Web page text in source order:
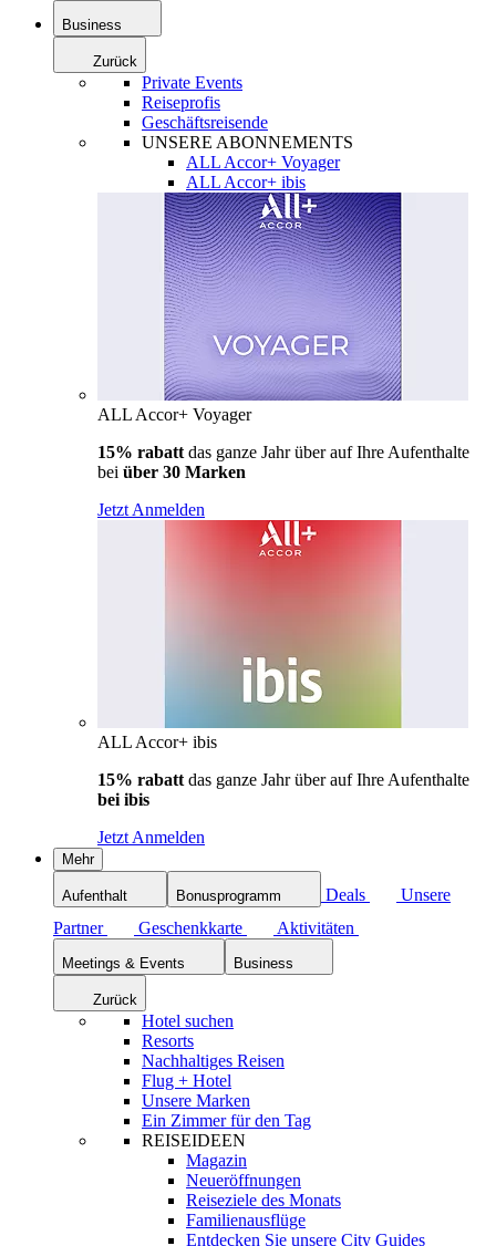
Business
Zurück
Private Events
Reiseprofis
Geschäftsreisende
UNSERE ABONNEMENTS
ALL Accor+ Voyager
ALL Accor+ ibis
ALL Accor+ Voyager
15% rabatt das ganze Jahr über auf Ihre Aufenthalte
bei über 30 Marken
Jetzt Anmelden
ALL Accor+ ibis
15% rabatt das ganze Jahr über auf Ihre Aufenthalte
bei ibis
Jetzt Anmelden
Mehr
Aufenthalt Bonusprogramm Deals
Unsere
Partner
Geschenkkarte Aktivitäten
Meetings & Events Business
Zurück
Hotel suchen
Resorts
Nachhaltiges Reisen
Flug + Hotel
Unsere Marken
Ein Zimmer für den Tag
REISEIDEEN
Magazin
Neueröffnungen
Reiseziele des Monats
Familienausflüge
Entdecken Sie unsere City Guides